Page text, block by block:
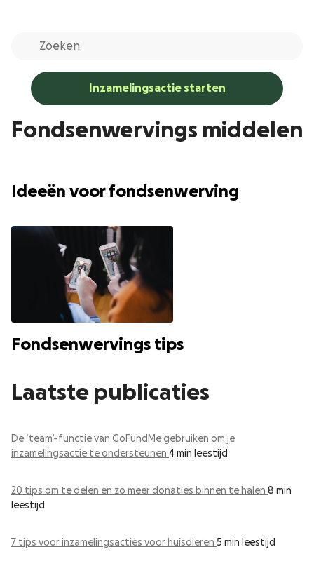
Inzamelingsactie starten
Fondsenwervings middelen
Ideeën voor fondsenwerving
Fondsenwervings tips
Laatste publicaties
De ‘team’-functie van GoFundMe gebruiken om je
inzamelingsactie te ondersteunen 4 min leestijd
20 tips om te delen en zo meer donaties binnen te halen 8 min
leestijd
7 tips voor inzamelingsacties voor huisdieren 5 min leestijd